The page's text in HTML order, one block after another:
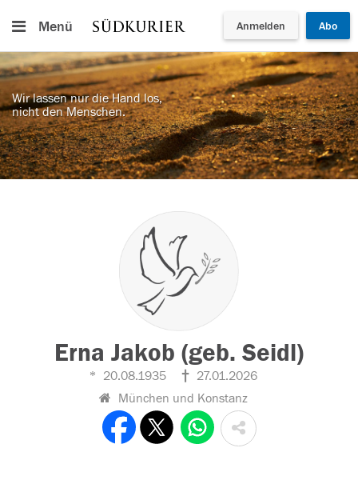
Menü Anmelden Abo
Wir lassen nur die Hand los,
nicht den Menschen.
Erna Jakob (geb. Seidl)
20.08.1935
27.01.2026
München und Konstanz